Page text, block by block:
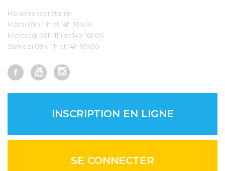
Horaires secrétariat :
Mardi 09h-11h et 14h-16h00
Mercredi 09h-11h et 14h-16h00
Samedi 09h-11h et 14h-16h00
INSCRIPTION EN LIGNE
SE CONNECTER